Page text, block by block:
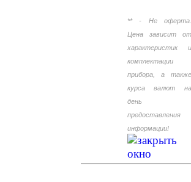
** - Не оферта.
Цена зависит от
характеристик и
комплектации
прибора, а также
курса валют на
день
предоставления
информации!